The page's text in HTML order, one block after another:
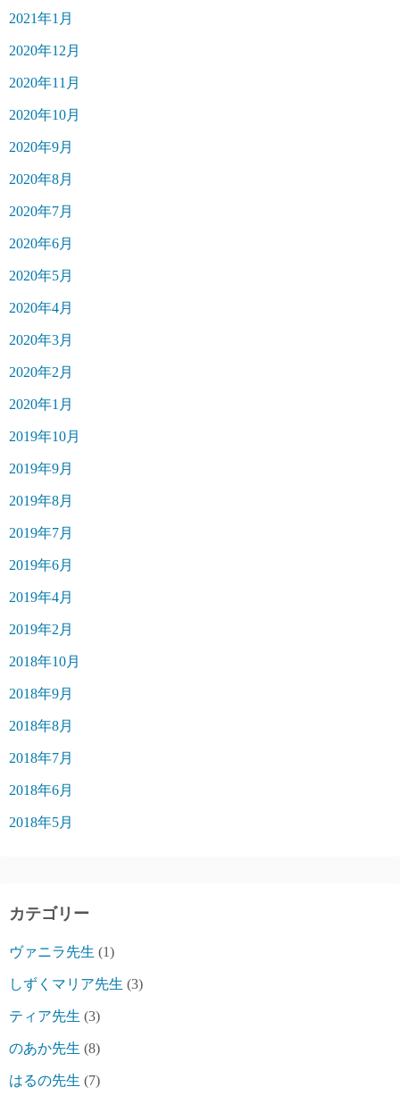
2021年1月
2020年12月
2020年11月
2020年10月
2020年9月
2020年8月
2020年7月
2020年6月
2020年5月
2020年4月
2020年3月
2020年2月
2020年1月
2019年10月
2019年9月
2019年8月
2019年7月
2019年6月
2019年4月
2019年2月
2018年10月
2018年9月
2018年8月
2018年7月
2018年6月
2018年5月
カテゴリー
ヴァニラ先生 (1)
しずくマリア先生 (3)
ティア先生 (3)
のあか先生 (8)
はるの先生 (7)